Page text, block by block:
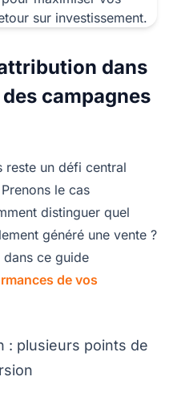
dans
campagnes
reste un défi central
le cas
distinguer quel
généré une vente ?
dans ce guide
de vos
: plusieurs points de